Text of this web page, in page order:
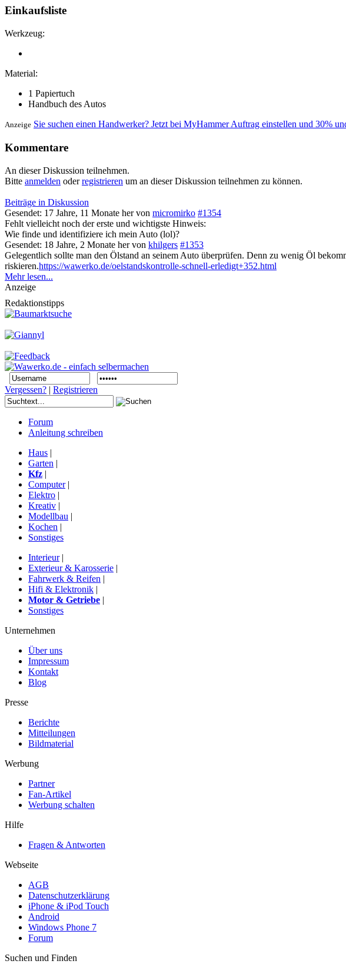
Einkaufsliste
Werkzeug:
Material:
1 Papiertuch
Handbuch des Autos
Anzeige Sie suchen einen Handwerker? Jetzt bei MyHammer Auftrag einstellen und 30%
Kommentare
An dieser Diskussion teilnehmen.
Bitte anmelden oderregistrieren um an dieser Diskussion teilnehmen zu können.
Beiträge in Diskussion
Gesendet: 17 Jahre, 11 Monate hervon micromirko #1354
Fehlt vielleicht noch der erste und wichtigste Hinweis:
Wie finde und identifiziere ich mein Auto (lol)?
Gesendet: 18 Jahre, 2 Monate hervon khilgers #1353
Gelegentlich sollte man den Ölstand an seinem Auto überprüfen. Denn zu wenig Öl
riskieren.https://wawerko.de/oelstandskontrolle-schnell-erledigt+352.html
Mehr lesen...
Anzeige
Redaktionstipps
Vergessen? | Registrieren
Forum
Anleitung schreiben
Haus |
Garten |
Kfz |
Computer|
Elektro |
Kreativ |
Modellbau |
Kochen |
Sonstiges
Interieur|
Exterieur & Karosserie |
Fahrwerk & Reifen |
Hifi & Elektronik |
Motor & Getriebe |
Sonstiges
Unternehmen
Über uns
Impressum
Kontakt
Blog
Presse
Berichte
Mitteilungen
Bildmaterial
Werbung
Partner
Fan-Artikel
Werbung schalten
Hilfe
Fragen & Antworten
Webseite
AGB
Datenschutzerklärung
iPhone & iPod Touch
Android
Windows Phone 7
Forum
Suchen und Finden